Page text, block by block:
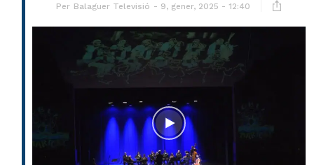
Per Balaguer Televisió 9, gener, 2025 - 12:40